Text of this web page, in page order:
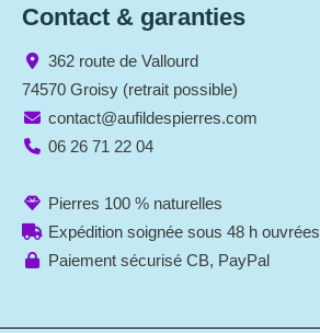
Contact & garanties
362 route de Vallourd
74570 Groisy (retrait possible)
contact@aufildespierres.com
06 26 71 22 04
Pierres 100 % naturelles
Expédition soignée sous 48 h ouvrées
Paiement sécurisé CB, PayPal